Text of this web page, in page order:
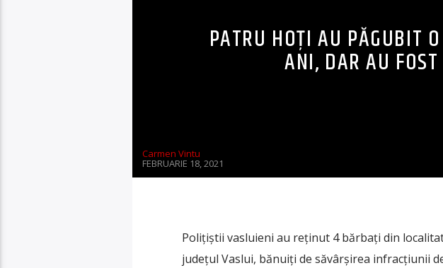
PATRU HOȚI AU PĂGUBIT
ANI, DAR AU
Carmen Vintu
FEBRUARIE 18, 2021
Polițiștii vasluieni au reținut 4 bărbați din
județul Vaslui, bănuiți de săvârșirea infracțiunii